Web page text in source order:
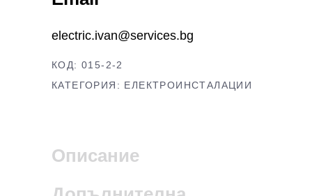
electric.ivan@services.bg
КОД: 015-2-2
КАТЕГОРИЯ: ЕЛЕКТРОИНСТАЛАЦИИ
Описание